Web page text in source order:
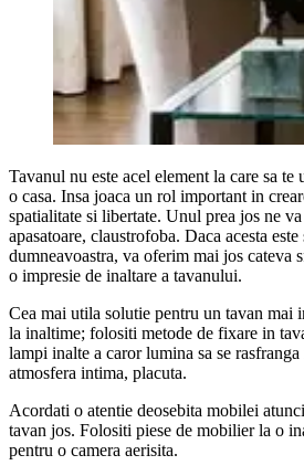
Tavanul nu este acel element la care sa
o casa. Insa joaca un rol important in
spatialitate si libertate. Unul prea jos ne
apasatoare, claustrofoba. Daca acesta
dumneavoastra, va oferim mai jos cateva
o impresie de inaltare a tavanului.
Cea mai utila solutie pentru un tavan mai
la inaltime; folositi metode de fixare in
lampi inalte a caror lumina sa se
atmosfera intima, placuta.
Acordati o atentie deosebita mobilei
tavan jos. Folositi piese de mobilier la o
pentru o camera aerisita.